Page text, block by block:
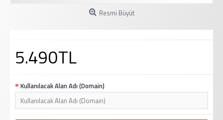
Resmi Büyüt
5.490TL
Kullanılacak Alan Adı (Domain)